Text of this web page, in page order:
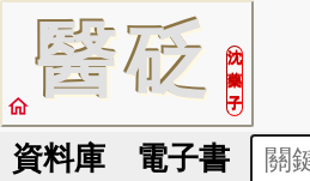
醫砭
沈
藥
子
home
資料庫 電子書